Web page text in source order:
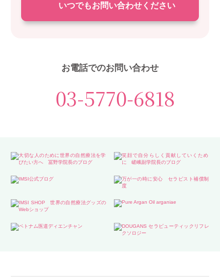
いつでもお問い合わせください
お電話でのお問い合わせ
03-5770-6818